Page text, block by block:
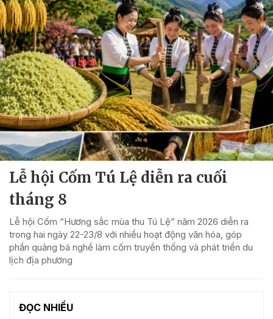
Lễ hội Cốm Tú Lệ diễn ra cuối
tháng 8
Lễ hội Cốm “Hương sắc mùa thu Tú Lệ” năm 2026 diễn ra
trong hai ngày 22-23/8 với nhiều hoạt động văn hóa, góp
phần quảng bá nghề làm cốm truyền thống và phát triển du
lịch địa phương
ĐỌC NHIỀU